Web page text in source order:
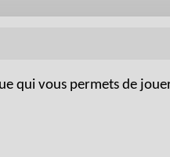
qui vous permets de